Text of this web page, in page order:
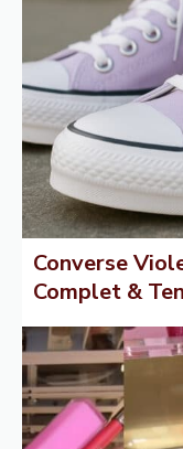
Converse
Complet &